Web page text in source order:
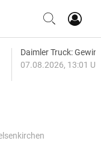
Daimler Truck:
07.08.2026, 13:01